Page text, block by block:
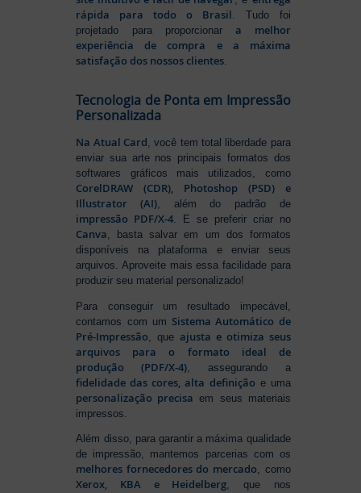
rápida para todo o Brasil. Tudo foi
projetado para proporcionara melhor
experiência de compra e a máxima
satisfação dos nossos clientes.
Tecnologia de Ponta em Impressão
Personalizada
Na Atual Card , você tem total liberdade para
enviar sua arte nos principais formatos dos
softwares gráficos mais utilizados, como
CorelDRAW (CDR), Photoshop (PSD) e
Illustrator (AI) , além do padrão de
impressão PDF/X-4 . E se preferir criar no
Canva , basta salvar em um dos formatos
disponíveis na plataforma e enviar seus
arquivos. Aproveite mais essa facilidade para
produzir seu material personalizado!
Para conseguir um resultado impecável,
contamos com um Sistema Automático de
Pré-Impressão , queajusta e otimiza seus
arquivos para o formato ideal de
produção (PDF/X-4) , assegurando a
fidelidade das cores, alta definição e uma
personalização precisa em seus materiais
impressos.
Além disso, para garantir a máxima qualidade
de impressão, mantemos parcerias com os
melhores fornecedores do mercado, como
Xerox, KBA e Heidelberg, que nos